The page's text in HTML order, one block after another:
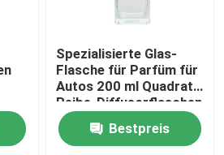
Spezialisierte Glas-
Flasche für Parfüm für
Autos 200 ml Quadrat-
Reibe-Diffusorflaschen
Bestpreis